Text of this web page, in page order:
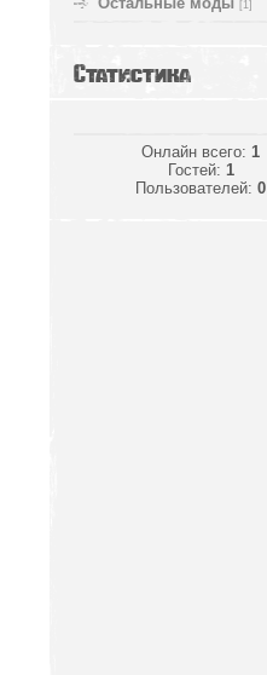
[1]
Статистика
Онлайн всего: 1
Гостей: 1
Пользователей: 0